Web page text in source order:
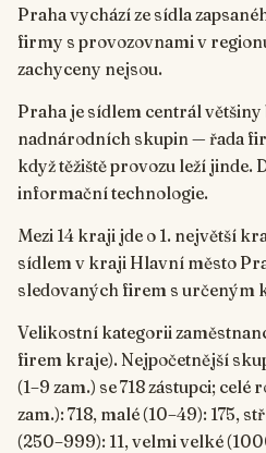
Praha vychází ze sídla
firmy s provozovnami v
zachyceny nejsou.
Praha je sídlem centrál
nadnárodních skupin — řada
když těžiště provozu leží jinde.
informační technologie.
Mezi 14 kraji jde o 1. největší
sídlem v kraji Hlavní město
sledovaných firem s určeným
Velikostní kategorii
firem kraje). Nejpočetnější
(1–9 zam.) se 718 zástupci;
zam.): 718, malé (10–49): 175,
(250–999): 11, velmi velké